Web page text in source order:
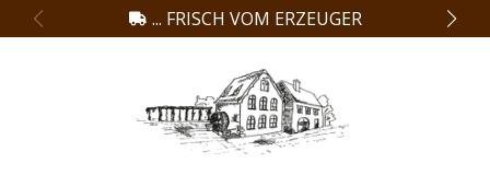
springen ... FRISCH VOM ERZEUGER